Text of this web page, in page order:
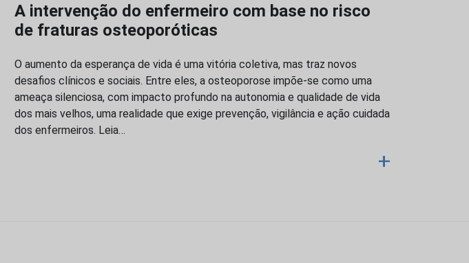
A intervenção do enfermeiro com base no risco
de fraturas osteoporóticas
O aumento da esperança de vida é uma vitória coletiva, mas traz novos
desafios clínicos e sociais. Entre eles, a osteoporose impõe-se como uma
ameaça silenciosa, com impacto profundo na autonomia e qualidade de vida
dos mais velhos, uma realidade que exige prevenção, vigilância e ação cuidada
dos enfermeiros. Leia…
+